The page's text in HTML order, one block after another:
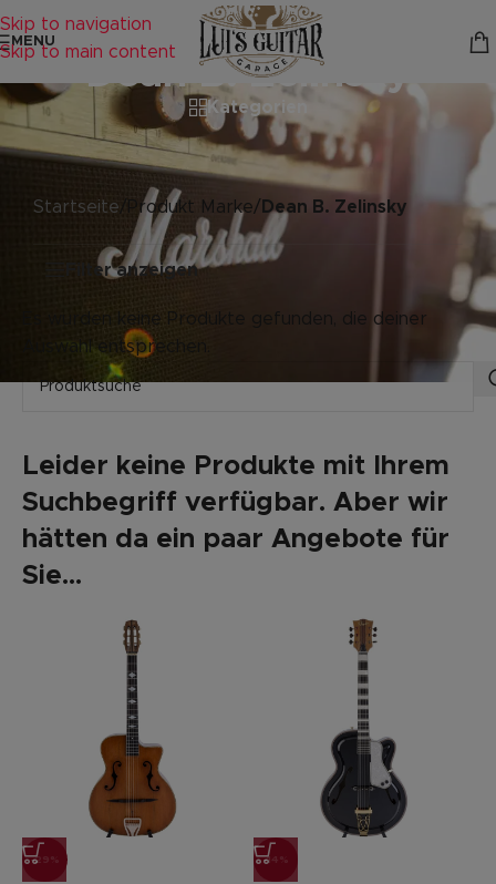
Skip to navigation
Skip to main content
MENU
Dean B. Zelinsky
Kategorien
Startseite/ Produkt Marke/ Dean B. Zelinsky
Filter anzeigen
Es wurden keine Produkte gefunden, die deiner
Auswahl entsprechen.
Leider keine Produkte mit Ihrem
Suchbegriff verfügbar. Aber wir
hätten da ein paar Angebote für
Sie...
-29% -14%